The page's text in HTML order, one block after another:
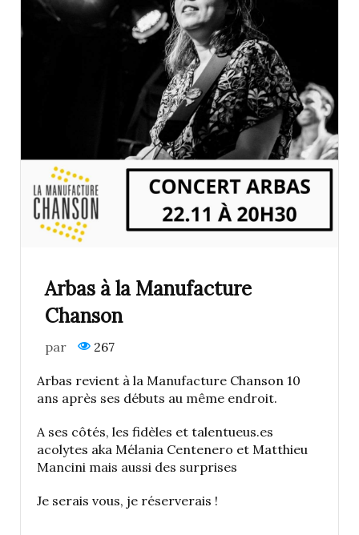
Arbas à la Manufacture
Chanson
par 267
Arbas revient à la Manufacture Chanson 10
ans après ses débuts au même endroit.
A ses côtés, les fidèles et talentueus.es
acolytes aka Mélania Centenero et Matthieu
Mancini mais aussi des surprises
Je serais vous, je réserverais !